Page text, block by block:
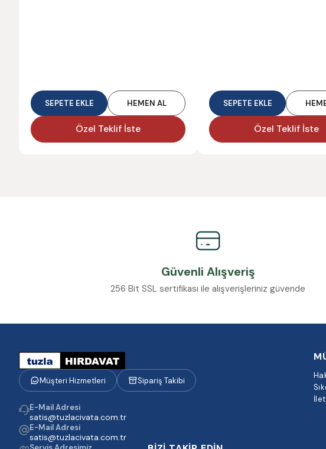
SEPETE EKLE HEMEN AL
Özel Teklif İste
SEPETE EKLE
Özel Teklif İste
Güvenli Alışveriş
256 Bit SSL sertifikası ile alışverişleriniz güvende
Müşteri Hizmetleri Sipariş Takibi
E-Mail Adresi
satis@tuzlacivata.com.tr
E-Mail Adresi
satis@tuzlacivata.com.tr